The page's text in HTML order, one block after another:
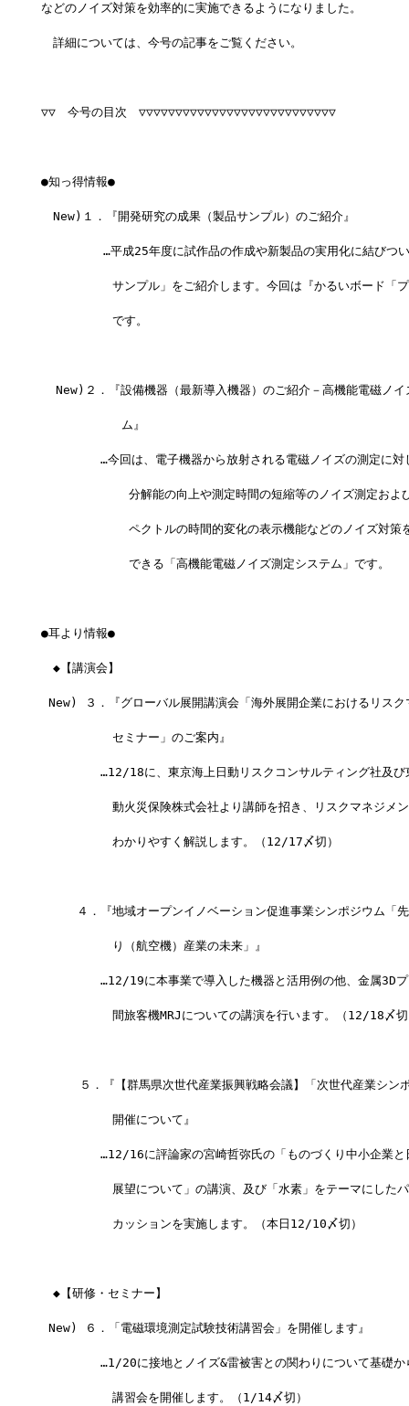
などのノイズ対策を効率的に実施できるようになりました。
詳細については、今号の記事をご覧ください。
▽▽　今号の目次　▽▽▽▽▽▽▽▽▽▽▽▽▽▽▽▽▽▽▽▽▽▽▽▽▽▽▽
●知っ得情報●
New)１．『開発研究の成果（製品サンプル）のご紹介』
…平成25年度に試作品の作成や新製品の実用化に結びつい
サンプル」をご紹介します。今回は『かるいボード「プ
です。
New)２．『設備機器（最新導入機器）のご紹介－高機能電磁ノイ
           ム』
…今回は、電子機器から放射される電磁ノイズの測定に対
分解能の向上や測定時間の短縮等のノイズ測定およ
ペクトルの時間的変化の表示機能などのノイズ対策
            できる「高機能電磁ノイズ測定システム」です。
●耳より情報●
◆【講演会】
New) ３．『グローバル展開講演会「海外展開企業におけるリスク
セミナー」のご案内』
…12/18に、東京海上日動リスクコンサルティング社及び
動火災保険株式会社より講師を招き、リスクマネジメン
わかりやすく解説します。（12/17〆切）
４．『地域オープンイノベーション促進事業シンポジウム「先
り（航空機）産業の未来」』
…12/19に本事業で導入した機器と活用例の他、金属3Dプ
間旅客機MRJについての講演を行います。（12/18〆切
５．『【群馬県次世代産業振興戦略会議】「次世代産業シン
開催について』
…12/16に評論家の宮崎哲弥氏の「ものづくり中小企業と
展望について」の講演、及び「水素」をテーマにしたパ
カッションを実施します。（本日12/10〆切）
◆【研修・セミナー】
New) ６．「電磁環境測定試験技術講習会」を開催します』
…1/20に接地とノイズ&雷被害との関わりについて基礎か
講習会を開催します。（1/14〆切）